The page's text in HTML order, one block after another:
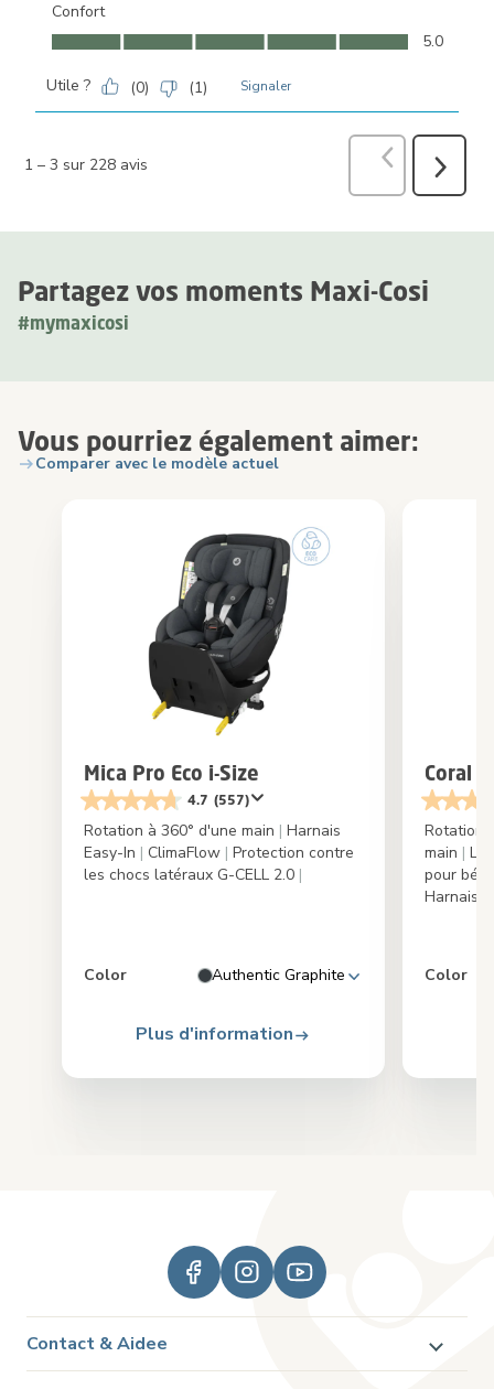
Partagez vos moments Maxi-Cosi
#mymaxicosi
Vous pourriez également aimer:
Comparer avec le modèle actuel
Mica Pro Eco i-Size
4.7 (557)
Rotation à 360° d'une main | Harnais
Easy-In | ClimaFlow | Protection contre
les chocs latéraux G-CELL 2.0 |
Color Authentic Graphite
Plus d'information
Coral
Rotation
main | Le
pour
Harnais
Color
Confort
Confort, 5.0 sur 5
5.0
Utile ? (0) (1) Signaler
1 – 3 sur 228 avis PrécédentSuivant
avis
Contact & Aidee